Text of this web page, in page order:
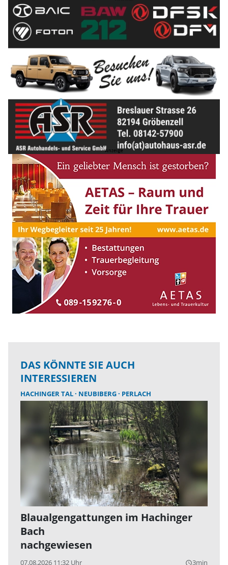
DAS KÖNNTE SIE AUCH
INTERESSIEREN
HACHINGER TAL NEUBIBERG PERLACH
Blaualgengattungen im Hachinger
Bach
nachgewiesen
07.08.2026 11:32 Uhr query_builder3min